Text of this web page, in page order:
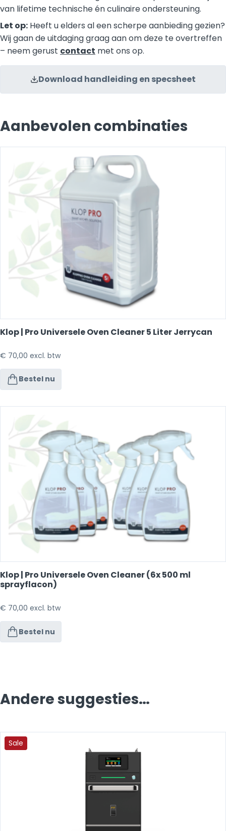
van lifetime technische én culinaire ondersteuning.
Let op: Heeft u elders al een scherpe aanbieding gezien?
Wij gaan de uitdaging graag aan om deze te overtreffen
– neem gerust contact met ons op.
Download handleiding en specsheet
Aanbevolen combinaties
Klop | Pro Universele Oven Cleaner 5 Liter Jerrycan
€ 70,00 excl. btw
Bestel nu
Klop | Pro Universele Oven Cleaner (6x 500 ml
sprayflacon)
€ 70,00 excl. btw
Bestel nu
Andere suggesties…
Sale